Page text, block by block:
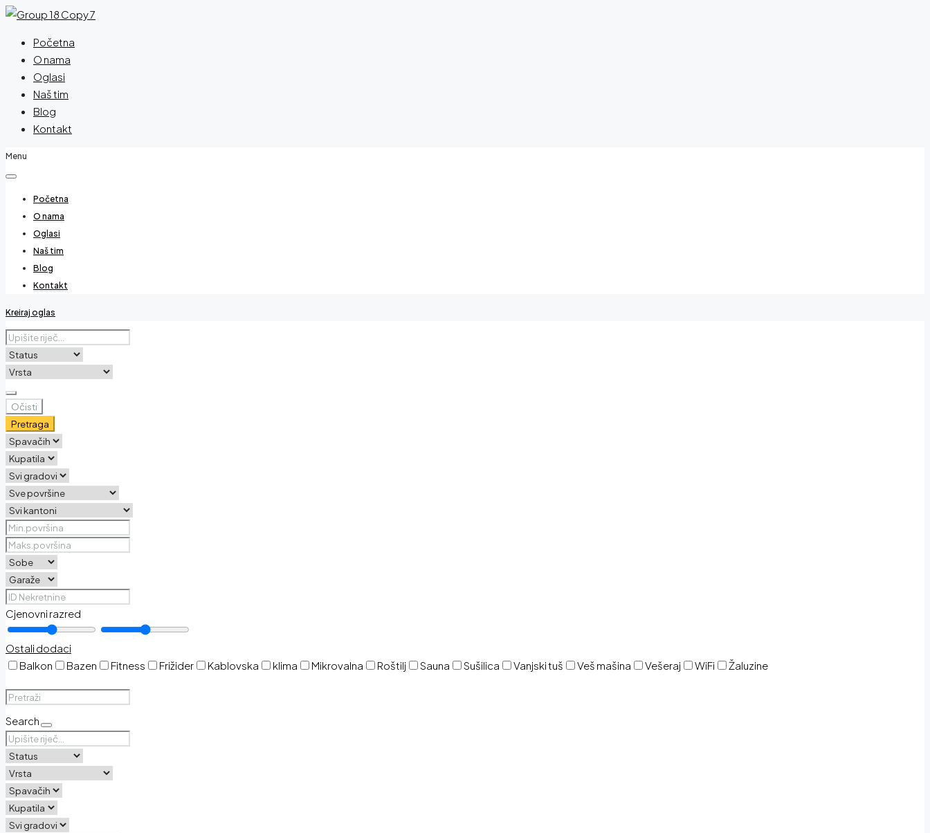
Početna
O nama
Oglasi
Naš tim
Blog
Kontakt
Menu
Početna
O nama
Oglasi
Naš tim
Blog
Kontakt
Kreiraj oglas
Očisti
Pretraga
Cjenovni razred
Ostali dodaci
Balkon
Bazen Fitness Frižider Kablovska klima Mikrovalna Roštilj Sauna Sušilica Vanjski tuš Veš mašina Vešeraj WiFi Žaluzine
Search